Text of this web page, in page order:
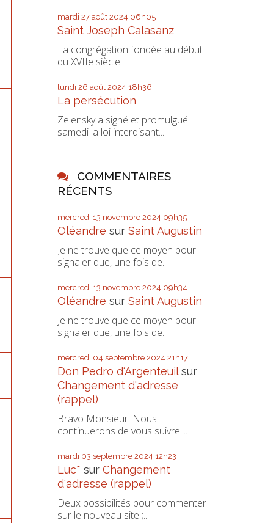
mardi 27 août 2024 06h05
Saint Joseph Calasanz
La congrégation fondée au début
du XVIIe siècle...
lundi 26 août 2024 18h36
La persécution
Zelensky a signé et promulgué
samedi la loi interdisant...
COMMENTAIRES
RÉCENTS
mercredi 13 novembre 2024 09h35
Oléandre sur Saint Augustin
Je ne trouve que ce moyen pour
signaler que, une fois de...
mercredi 13 novembre 2024 09h34
Oléandre sur Saint Augustin
Je ne trouve que ce moyen pour
signaler que, une fois de...
mercredi 04 septembre 2024 21h17
Don Pedro d‘Argenteuilsur
Changement d'adresse
(rappel)
Bravo Monsieur. Nous
continuerons de vous suivre....
mardi 03 septembre 2024 12h23
Luc* sur Changement
d'adresse (rappel)
Deux possibilités pour commenter
sur le nouveau site ;...